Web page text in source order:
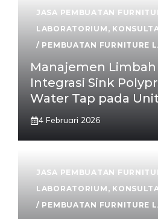
JASA PEMBUATAN
LABORATORIUM ,
/ PEMBUATAN FURNITURE
Manajemen Limbah
Integrasi Sink
Water Tap pada
4 Februari 2026
JASA PEMBUATAN
LABORATORIUM ,
/ PEMBUATAN FURNITURE